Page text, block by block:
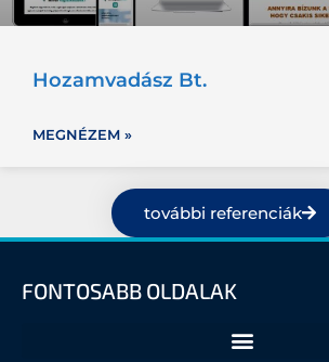
Hozamvadász Bt.
MEGNÉZEM »
további referenciák
FONTOSABB OLDALAK